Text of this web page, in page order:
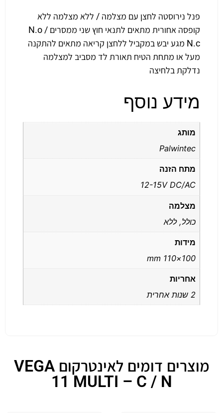
פנל נירוסטה לחצן עם מצלמה / ללא מצלמה ללא
קופסה אחורית מתאים לתנאי חוץ שני ממסרים N.o /
N.c מגע יבש במקביל ללחצן קריאה מתאים להתקנה
מעל או מתחת הטיח תאורת לד מסביב למצלמה
נדלקת בלחיצה
מידע נוסף
מותג
Palwintec
מתח הזנה
12-15V DC/AC
מצלמה
כולל, ללא
מידות
100×110 mm
אחריות
2 שנות אחרית
מוצרים דומים לאינטרקום VEGA
11 MULTI – C / N